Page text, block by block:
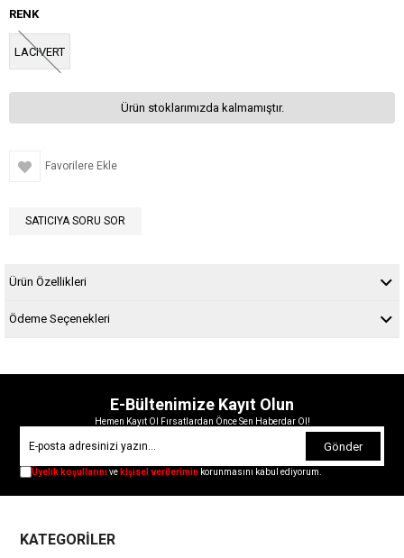
RENK
LACIVERT
Ürün stoklarımızda kalmamıştır.
Favorilere Ekle
SATICIYA SORU SOR
Ürün Özellikleri
Ödeme Seçenekleri
E-Bültenimize Kayıt Olun
Hemen Kayıt Ol Fırsatlardan Önce Sen Haberdar Ol!
Gönder
Üyelik koşullarınıve kişisel verilerimin korunmasını kabul ediyorum.
KATEGORİLER